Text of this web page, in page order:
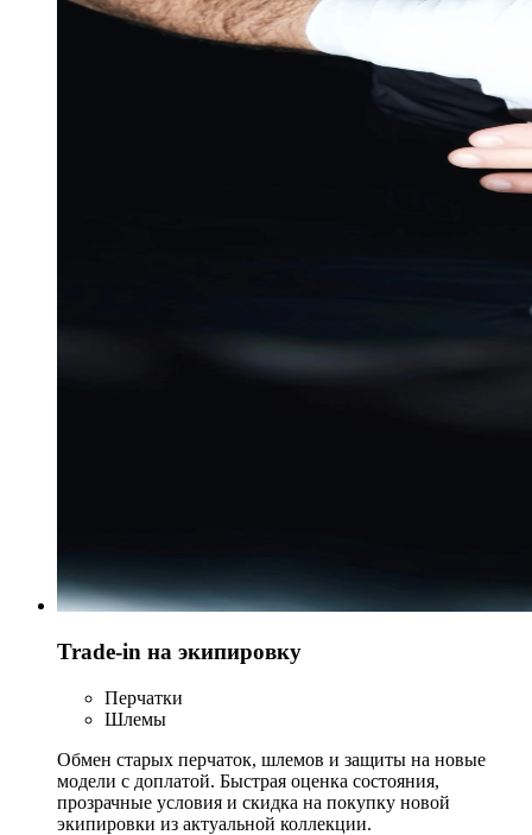
Trade-in на экипировку
Перчатки
Шлемы
Обмен старых перчаток, шлемов и защиты на новые
модели с доплатой. Быстрая оценка состояния,
прозрачные условия и скидка на покупку новой
экипировки из актуальной коллекции.